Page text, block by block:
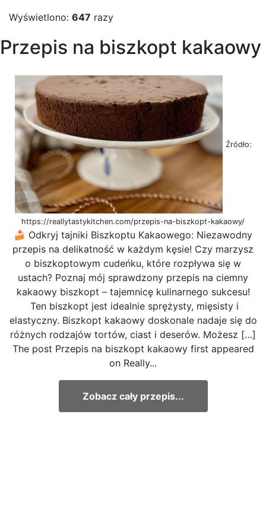
Wyświetlono: 647 razy
Przepis na biszkopt kakaowy
Źródło:
https://reallytastykitchen.com/przepis-na-biszkopt-kakaowy/
🍰 Odkryj tajniki Biszkoptu Kakaowego: Niezawodny
przepis na delikatność w każdym kęsie! Czy marzysz
o biszkoptowym cudeńku, które rozpływa się w
ustach? Poznaj mój sprawdzony przepis na ciemny
kakaowy biszkopt – tajemnicę kulinarnego sukcesu!
Ten biszkopt jest idealnie sprężysty, mięsisty i
elastyczny. Biszkopt kakaowy doskonale nadaje się do
różnych rodzajów tortów, ciast i deserów. Możesz […]
The post Przepis na biszkopt kakaowy first appeared
on Really...
Zobacz cały przepis...